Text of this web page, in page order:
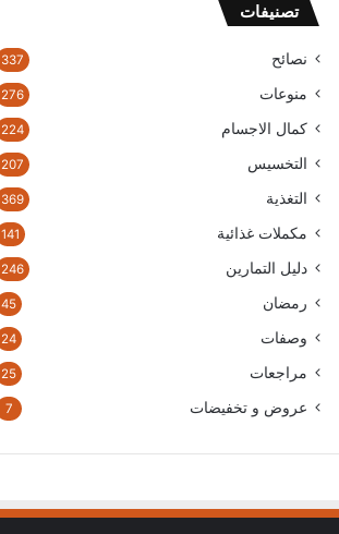
إ
ت
و
ن
تصنيفات
نصائح 337
منوعات 276
كمال الاجسام 224
التخسيس 207
التغذية 369
مكملات غذائية 141
دليل التمارين 246
رمضان 45
وصفات 24
مراجعات 25
عروض و تخفيضات 7